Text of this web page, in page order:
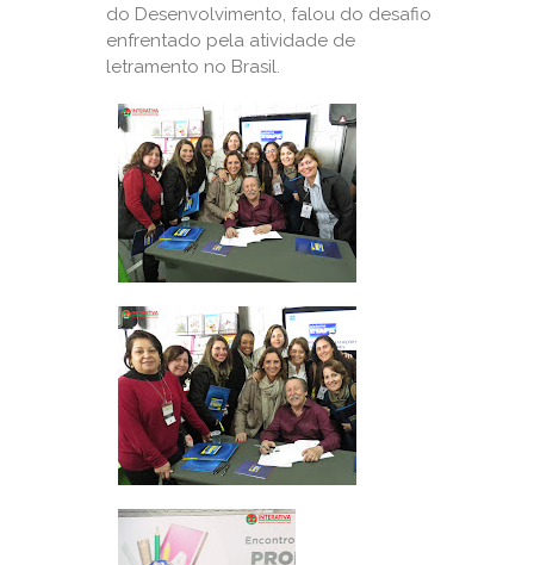
do Desenvolvimento, falou do desafio
enfrentado pela atividade de
letramento no Brasil.